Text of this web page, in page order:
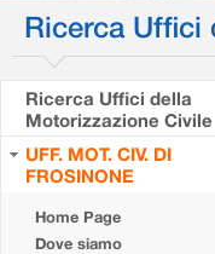
Ricerca Uffici
Ricerca Uffici della
Motorizzazione Civile
UFF. MOT. CIV. DI
FROSINONE
Home Page
Dove siamo